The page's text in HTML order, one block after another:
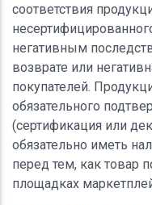
соответствия
негативным
возврате или
покупателей.
обязательного
(сертификация или
обязательно иметь
перед тем, как товар
площадках